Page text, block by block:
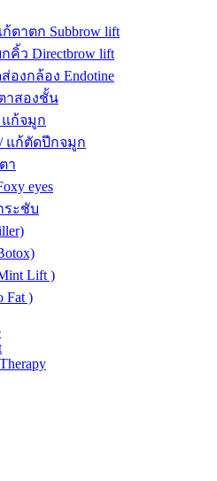
ตาตก Subbrow lift
คิ้ว Directbrow lift
องกล้อง Endotine
าสองชั้น
แก้จมูก
แก้ตัดปีกจมูก
า
eyes
ระชับ
Lift )
Fat )